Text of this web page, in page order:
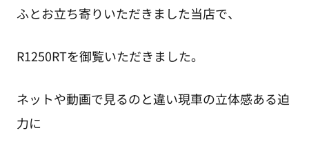
ふとお立ち寄りいただきました当店で、
R1250RTを御覧いただきました。
ネットや動画で見るのと違い現車の立体感ある迫
力に